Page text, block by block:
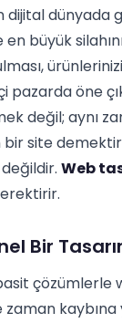
dünyada
büyük
pazarda öne
değil; aynı
site
Web
Bir